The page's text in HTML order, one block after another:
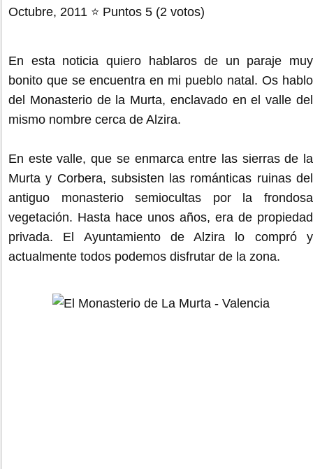
Octubre, 2011 ⭐ Puntos 5 (2 votos)
En esta noticia quiero hablaros de un paraje muy
bonito que se encuentra en mi pueblo natal. Os hablo
del Monasterio de la Murta, enclavado en el valle del
mismo nombre cerca de Alzira.
En este valle, que se enmarca entre las sierras de la
Murta y Corbera, subsisten las románticas ruinas del
antiguo monasterio semiocultas por la frondosa
vegetación. Hasta hace unos años, era de propiedad
privada. El Ayuntamiento de Alzira lo compró y
actualmente todos podemos disfrutar de la zona.